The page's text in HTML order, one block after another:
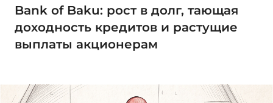
Bank of Baku: рост в долг, тающая
доходность кредитов и растущие
выплаты акционерам